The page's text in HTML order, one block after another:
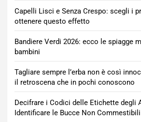
Capelli Lisci e Senza Crespo: scegli i
ottenere questo effetto
Bandiere Verdi 2026: ecco le spiagge
bambini
Tagliare sempre l’erba non è così
il retroscena che in pochi conoscono
Decifrare i Codici delle Etichette degli
Identificare le Bucce Non Commestibili